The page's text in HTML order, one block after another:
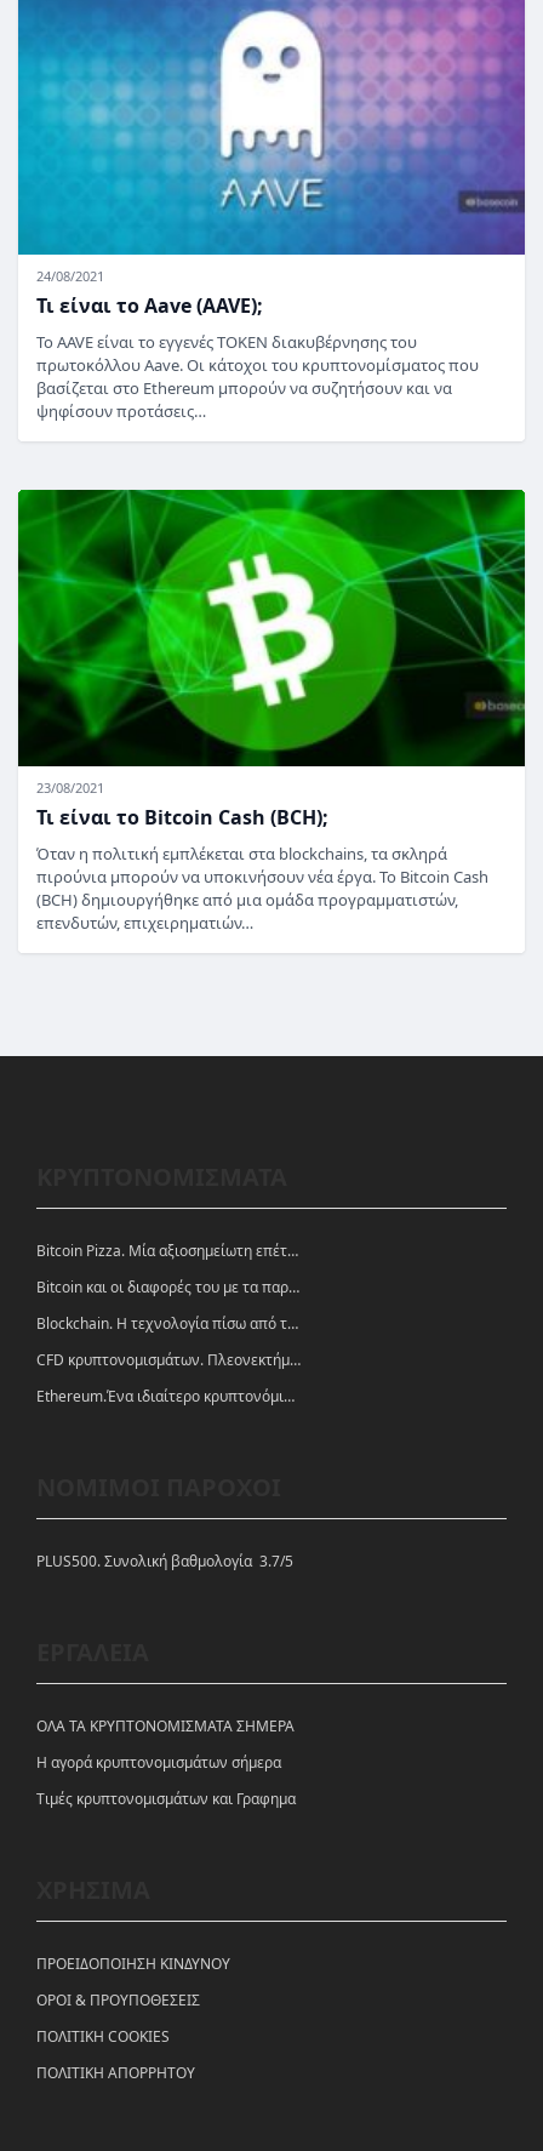
24/08/2021
Τι είναι το Aave (AAVE);
Το AAVE είναι το εγγενές TOKEN διακυβέρνησης του
πρωτοκόλλου Aave. Οι κάτοχοι του κρυπτονομίσματος που
βασίζεται στο Ethereum μπορούν να συζητήσουν και να
ψηφίσουν προτάσεις…
23/08/2021
Τι είναι το Bitcoin Cash (BCH);
Όταν η πολιτική εμπλέκεται στα blockchains, τα σκληρά
πιρούνια μπορούν να υποκινήσουν νέα έργα. Το Bitcoin Cash
(BCH) δημιουργήθηκε από μια ομάδα προγραμματιστών,
επενδυτών, επιχειρηματιών…
Bitcoin Pizza. Μία αξιοσημείωτη επέτειος.
Bitcoin και οι διαφορές του με τα παραδοσιακά νομίσματα
Blockchain. Η τεχνολογία πίσω από τα κρυπτονομίσματα
CFD κρυπτονομισμάτων. Πλεονεκτήματα και ευκαιρίες
Ethereum.Ένα ιδιαίτερο κρυπτονόμισμα-πλατφόρμα
PLUS500. Συνολική βαθμολογία 3.7/5
ΟΛΑ ΤΑ ΚΡΥΠΤΟΝΟΜΙΣΜΑΤΑ ΣΗΜΕΡΑ
Η αγορά κρυπτονομισμάτων σήμερα
Tιμές κρυπτονομισμάτων και Γραφημα
ΠΡΟΕΙΔΟΠΟΙΗΣΗ ΚΙΝΔΥΝΟΥ
ΟΡΟΙ & ΠΡΟΥΠΟΘΕΣΕΙΣ
ΠΟΛΙΤΙΚΗ COOKIES
ΠΟΛΙΤΙΚΗ ΑΠΟΡΡΗΤΟΥ